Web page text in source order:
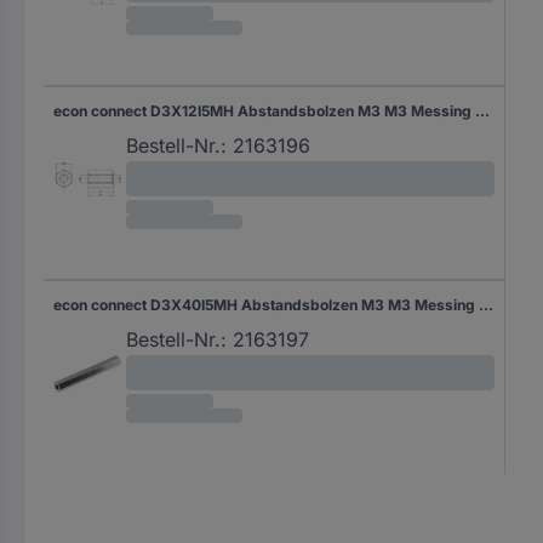
econ connect D3X12I5MH Abstandsbolzen M3 M3 Messing (vernickelt) 1 St.
Bestell-Nr.: 2163196
econ connect D3X40I5MH Abstandsbolzen M3 M3 Messing (vernickelt) 1 St.
Bestell-Nr.: 2163197